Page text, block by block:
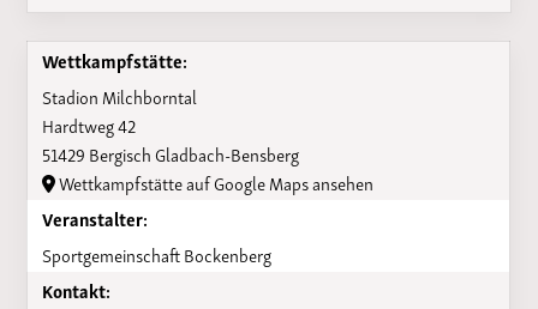
Wettkampfstätte:
Stadion Milchborntal
Hardtweg 42
51429 Bergisch Gladbach-Bensberg
Wettkampfstätte auf Google Maps ansehen
Veranstalter:
Sportgemeinschaft Bockenberg
Kontakt: